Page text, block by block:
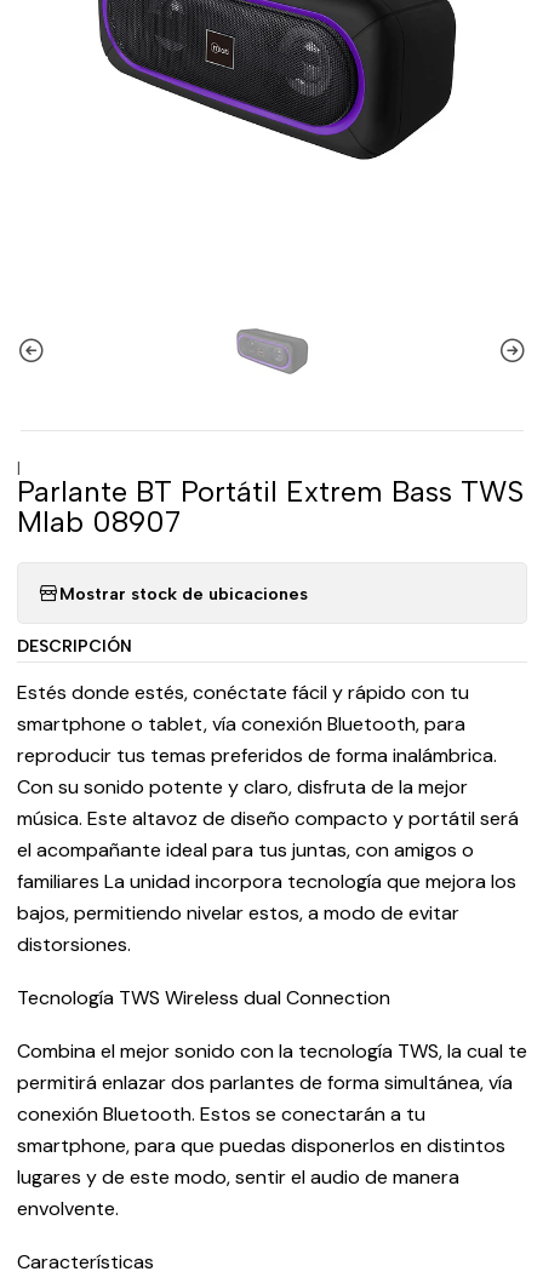
|
Parlante BT Portátil Extrem Bass TWS
Mlab 08907
Mostrar stock de ubicaciones
DESCRIPCIÓN
Estés donde estés, conéctate fácil y rápido con tu
smartphone o tablet, vía conexión Bluetooth, para
reproducir tus temas preferidos de forma inalámbrica.
Con su sonido potente y claro, disfruta de la mejor
música. Este altavoz de diseño compacto y portátil será
el acompañante ideal para tus juntas, con amigos o
familiares La unidad incorpora tecnología que mejora los
bajos, permitiendo nivelar estos, a modo de evitar
distorsiones.
Tecnología TWS Wireless dual Connection
Combina el mejor sonido con la tecnología TWS, la cual te
permitirá enlazar dos parlantes de forma simultánea, vía
conexión Bluetooth. Estos se conectarán a tu
smartphone, para que puedas disponerlos en distintos
lugares y de este modo, sentir el audio de manera
envolvente.
Características